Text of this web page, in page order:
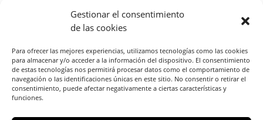
Gestionar el consentimiento
de las cookies
Para ofrecer las mejores experiencias, utilizamos tecnologías como las cookies
para almacenar y/o acceder a la información del dispositivo. El consentimiento
de estas tecnologías nos permitirá procesar datos como el comportamiento de
navegación o las identificaciones únicas en este sitio. No consentir o retirar el
consentimiento, puede afectar negativamente a ciertas características y
funciones.
MARTES Y JUEVES de17:00 a 20 horas
horas
Teléfono de contacto976 13 47 92